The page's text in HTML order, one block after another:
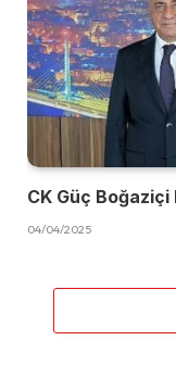
CK Güç
04/04/2025